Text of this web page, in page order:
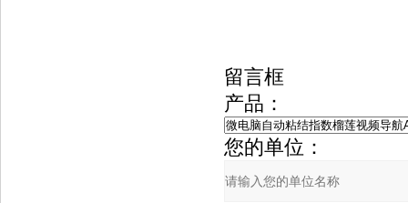
留言框
产品：
您的单位：